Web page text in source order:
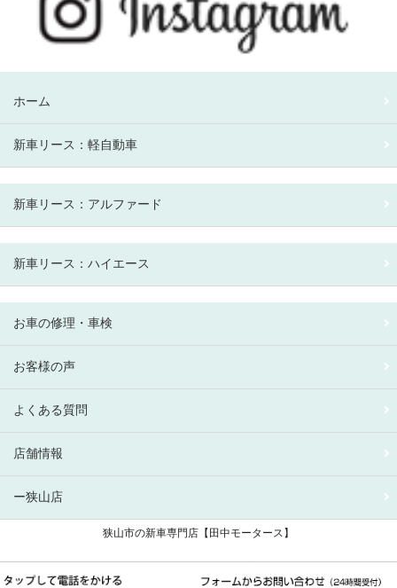
ホーム
新車リース：軽自動車
新車リース：アルファード
新車リース：ハイエース
お車の修理・車検
お客様の声
よくある質問
店舗情報
ー狭山店
狭山市の新車専門店【田中モータース】